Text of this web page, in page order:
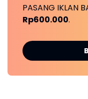
PASANG IKLAN
Rp600.000.